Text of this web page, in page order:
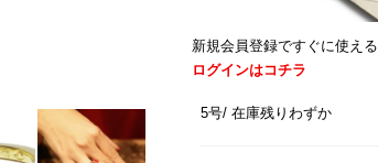
新規会員登録ですぐに使える
ログインはコチラ
5号 在庫残りわずか